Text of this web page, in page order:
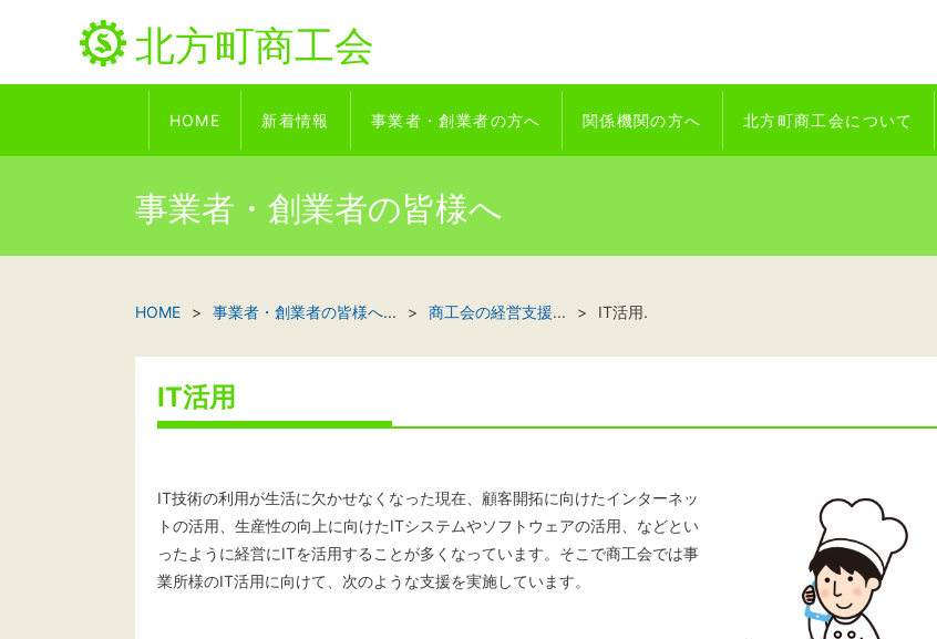
北方町商工会
HOME 新着情報 事業者・創業者の方へ 関係機関の方へ 北方町商工会について
事業者・創業者の皆様へ
HOME 事業者・創業者の皆様へ... 商工会の経営支援... IT活用.
IT活用
IT技術の利用が生活に欠かせなくなった現在、顧客開拓に向けたインターネッ
トの活用、生産性の向上に向けたITシステムやソフトウェアの活用、などとい
ったように経営にITを活用することが多くなっています。そこで商工会では事
業所様のIT活用に向けて、次のような支援を実施しています。